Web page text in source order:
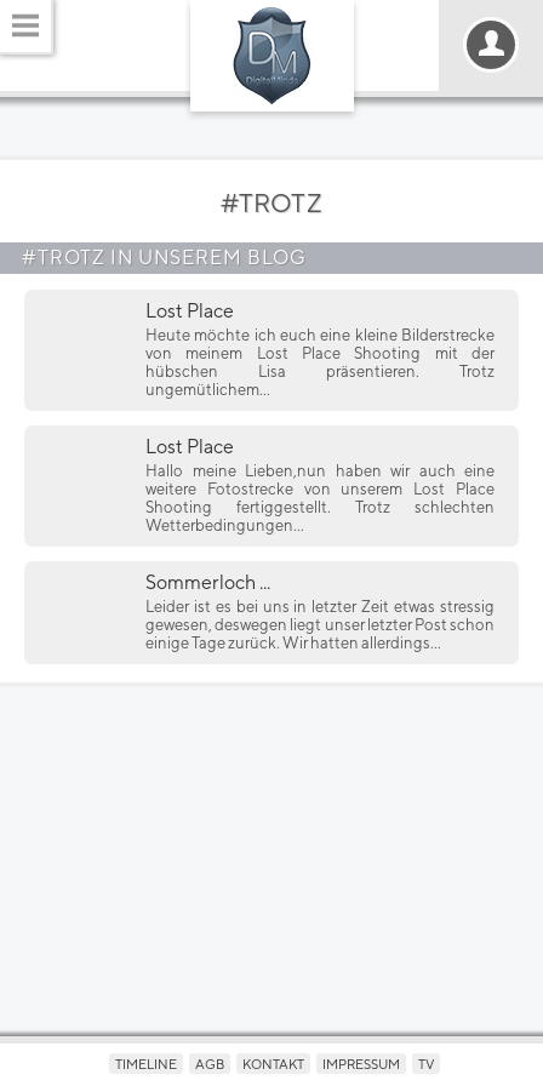
#TROTZ
#TROTZ IN UNSEREM BLOG
Lost Place
Heute möchte ich euch eine kleine Bilderstrecke
von meinem Lost Place Shooting mit der
hübschen Lisa präsentieren. Trotz
ungemütlichem...
Lost Place
Hallo meine Lieben,nun haben wir auch eine
weitere Fotostrecke von unserem Lost Place
Shooting fertiggestellt. Trotz schlechten
Wetterbedingungen...
Sommerloch ...
Leider ist es bei uns in letzter Zeit etwas stressig
gewesen, deswegen liegt unser letzter Post schon
einige Tage zurück. Wir hatten allerdings...
TIMELINE AGB KONTAKT IMPRESSUM TV